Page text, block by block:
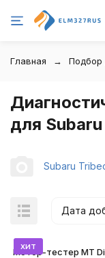
Главная Подбор
для
Subaru
Дата
хит
Мотор-тестер MT